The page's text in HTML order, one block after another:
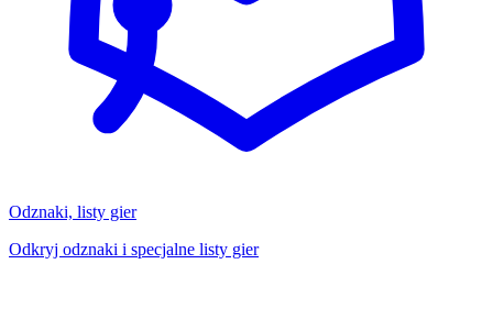
Odznaki, listy gier
Odkryj odznaki i specjalne listy gier